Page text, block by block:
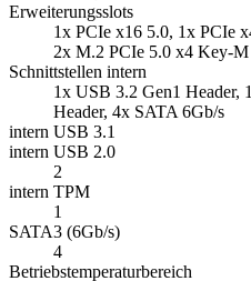
Erweiterungsslots
1x PCIe x16 5.0, 1x PCIe
2x M.2 PCIe 5.0 x4 Key-M
Schnittstellen intern
1x USB 3.2 Gen1 Header,
Header, 4x SATA 6Gb/s
intern USB 3.1
intern USB 2.0
2
intern TPM
1
SATA3 (6Gb/s)
4
Betriebstemperaturbereich